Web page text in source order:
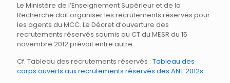
Le Ministère de l’Enseignement Supérieur et de la
Recherche doit organiser les recrutements réservés pour
les agents du MCC. Le Décret d’ouverture des
recrutements réservés soumis au CT du MESR du 15
novembre 2012 prévoit entre autre :
Cf. Tableau des recrutements réservés : Tableau des
corps ouverts aux recrutements réservés des ANT 2012s